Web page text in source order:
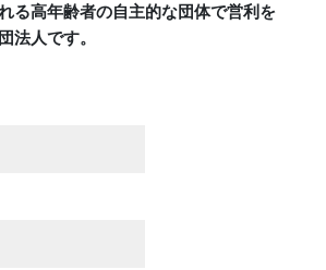
る高年齢者の自主的な団体で営利を
法人です。